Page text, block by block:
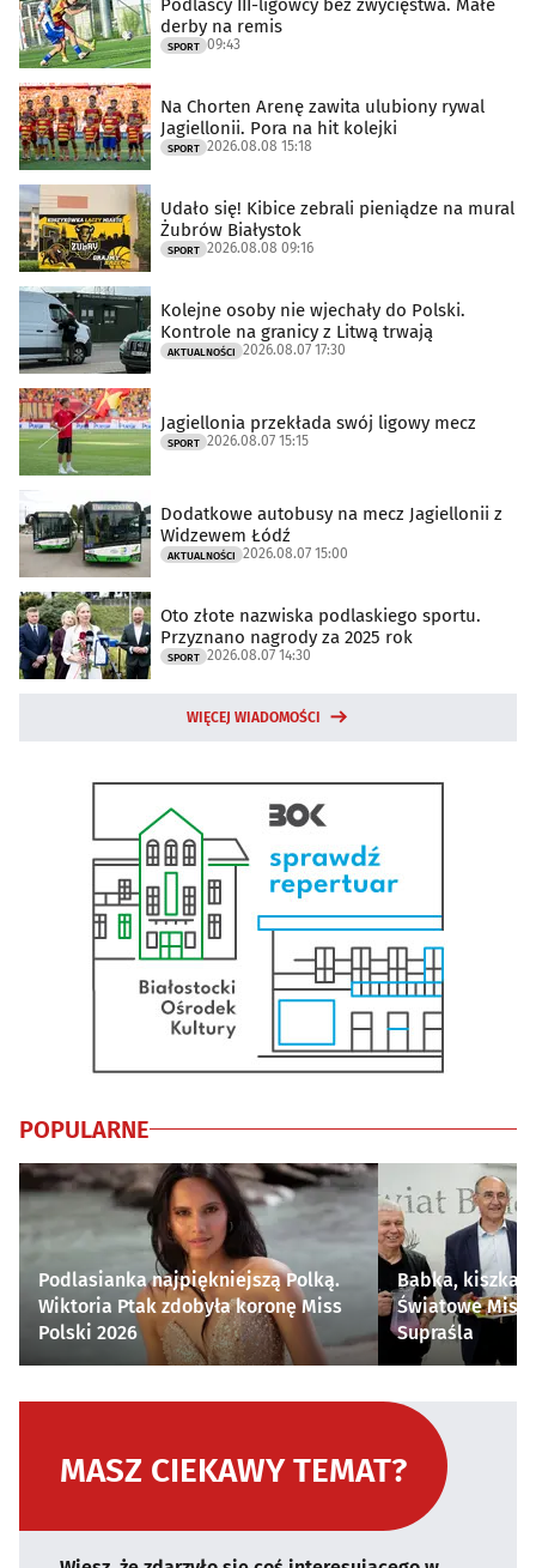
Podlascy III-ligowcy bez zwycięstwa. Małe
derby na remis
SPORT 09:43
Na Chorten Arenę zawita ulubiony rywal
Jagiellonii. Pora na hit kolejki
SPORT 2026.08.08 15:18
Udało się! Kibice zebrali pieniądze na mural
Żubrów Białystok
SPORT 2026.08.08 09:16
Kolejne osoby nie wjechały do Polski.
Kontrole na granicy z Litwą trwają
AKTUALNOŚCI 2026.08.07 17:30
Jagiellonia przekłada swój ligowy mecz
SPORT 2026.08.07 15:15
Dodatkowe autobusy na mecz Jagiellonii z
Widzewem Łódź
AKTUALNOŚCI 2026.08.07 15:00
Oto złote nazwiska podlaskiego sportu.
Przyznano nagrody za 2025 rok
SPORT 2026.08.07 14:30
WIĘCEJ WIADOMOŚCI
POPULARNE
Podlasianka najpiękniejszą Polką.
Wiktoria Ptak zdobyła koronę Miss
Polski 2026
Babka, kiszka i
Światowe
Supraśla
MASZ CIEKAWY TEMAT?